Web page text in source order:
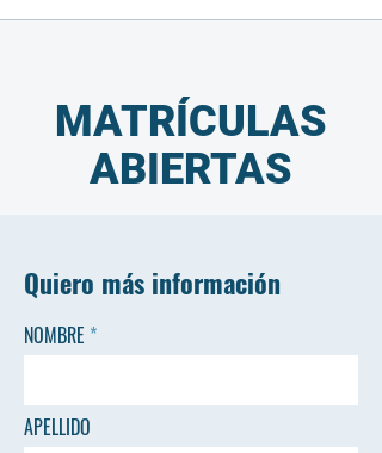
MATRÍCULAS
ABIERTAS
Quiero más información
NOMBRE
APELLIDO